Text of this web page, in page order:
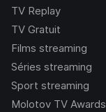
TV Replay
TV Gratuit
Films streaming
Séries streaming
Sport streaming
Molotov TV Awards